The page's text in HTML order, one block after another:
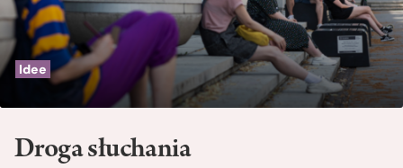
Idee
Droga słuchania